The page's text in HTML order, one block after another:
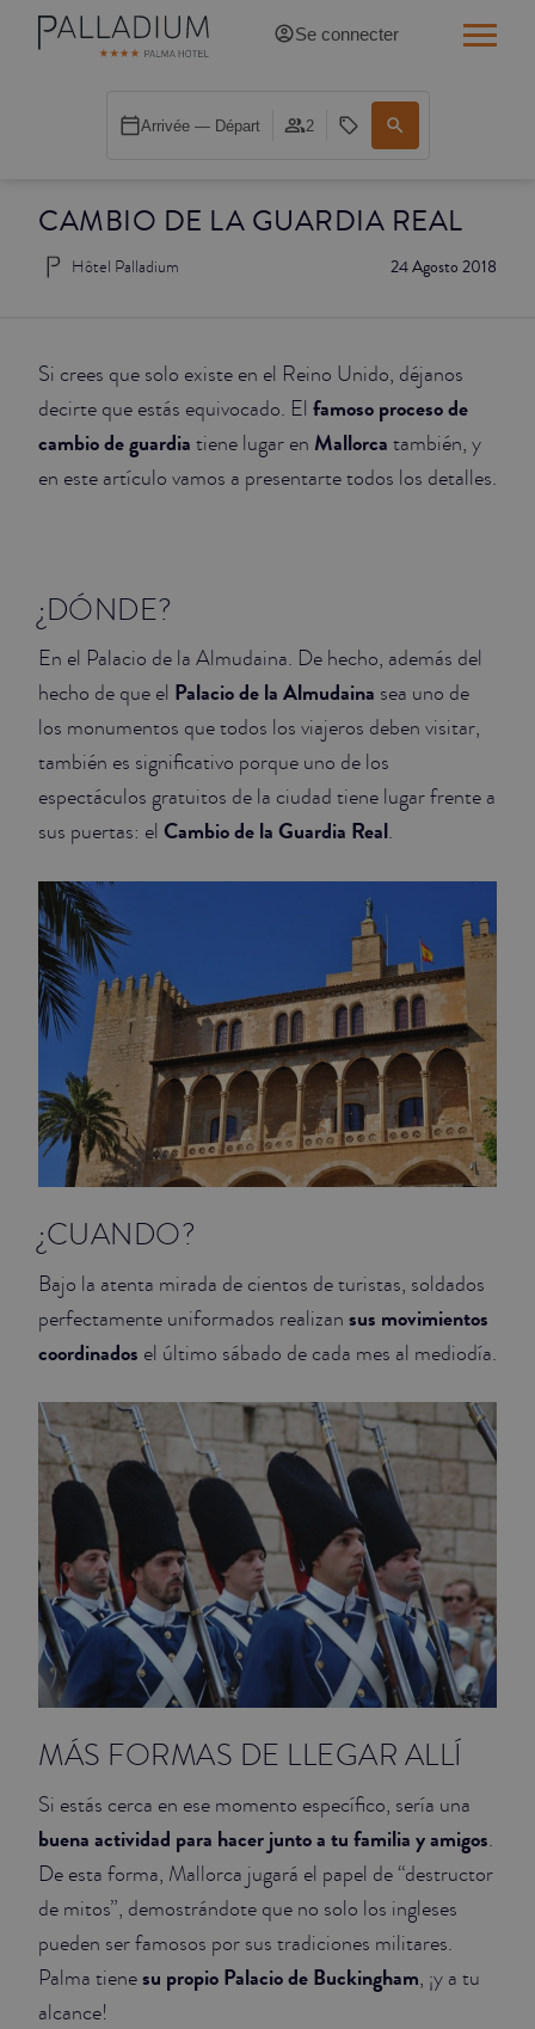
CAMBIO DE LA GUARDIA REAL
24 Agosto 2018
Hôtel Palladium
Si crees que solo existe en el Reino Unido, déjanos
decirte que estás equivocado. El famoso proceso de
cambio de guardia tiene lugar en Mallorca también, y
en este artículo vamos a presentarte todos los detalles.
¿DÓNDE?
En el Palacio de la Almudaina. De hecho, además del
hecho de que el Palacio de la Almudaina sea uno de
los monumentos que todos los viajeros deben visitar,
también es significativo porque uno de los
espectáculos gratuitos de la ciudad tiene lugar frente a
sus puertas: el Cambio de la Guardia Real.
¿CUANDO?
Bajo la atenta mirada de cientos de turistas, soldados
perfectamente uniformados realizan sus movimientos
coordinados el último sábado de cada mes al mediodía.
MÁS FORMAS DE LLEGAR ALLÍ
Si estás cerca en ese momento específico, sería una
buena actividad para hacer junto a tu familia y amigos.
De esta forma, Mallorca jugará el papel de “destructor
de mitos”, demostrándote que no solo los ingleses
pueden ser famosos por sus tradiciones militares.
Palma tienesu propio Palacio de Buckingham, ¡y a tu
alcance!
Se connecter
Arrivée — Départ 2
SINGLE BALCON CATHÉDRALE
DOBLE RED
DOUBLE WHITE
DOUBLE INN CATHÉDRALE